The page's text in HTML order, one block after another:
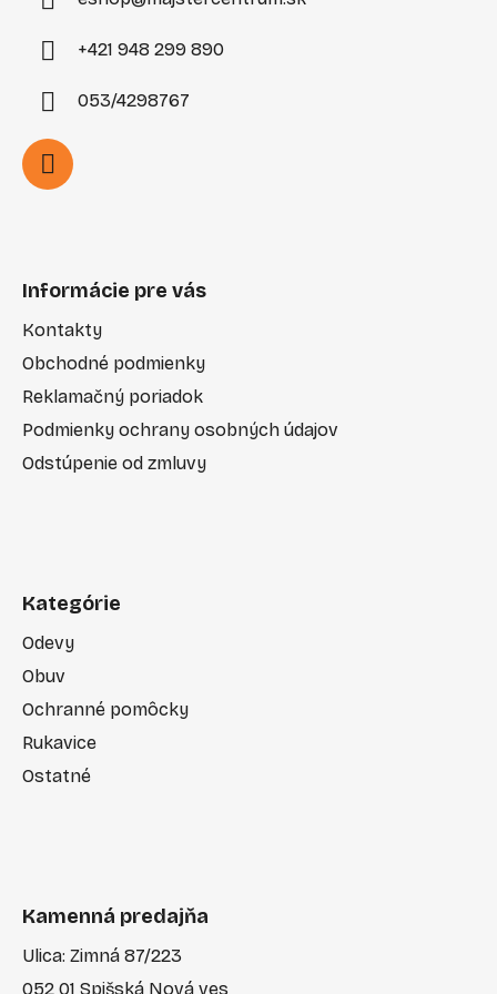
+421 948 299 890
053/4298767
Informácie pre vás
Kontakty
Obchodné podmienky
Reklamačný poriadok
Podmienky ochrany osobných údajov
Odstúpenie od zmluvy
Kategórie
Odevy
Obuv
Ochranné pomôcky
Rukavice
Ostatné
Kamenná predajňa
Ulica: Zimná 87/223
052 01 Spišská Nová ves